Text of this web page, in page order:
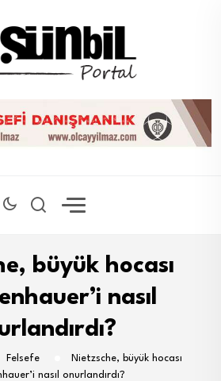
büyük hocası
nasıl
Felsefe
Nietzsche, büyük hocası
nasıl onurlandırdı?